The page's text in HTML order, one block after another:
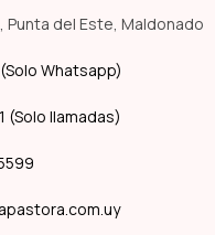
Punta del Este, Maldonado
Whatsapp)
(Solo llamadas)